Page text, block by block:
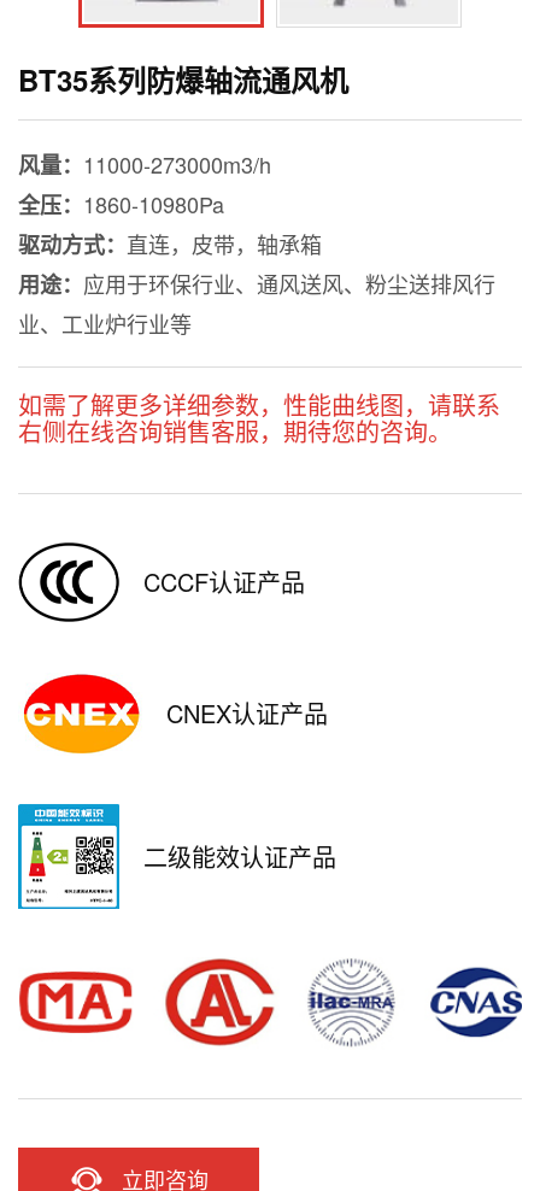
BT35系列防爆轴流通风机
风量： 11000-273000m3/h
全压： 1860-10980Pa
驱动方式： 直连，皮带，轴承箱
用途： 应用于环保行业、通风送风、粉尘送排风行
业、工业炉行业等
如需了解更多详细参数，性能曲线图，请联系
右侧在线咨询销售客服，期待您的咨询。
CCCF认证产品
CNEX认证产品
二级能效认证产品
立即咨询